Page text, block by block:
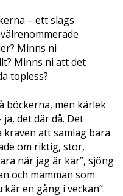
– ett slags
Minns ni
Minns ni att det
topless?
böckerna, men kärlek
det där då. Det
kraven att samlag bara
om riktig, stor,
när jag är kär”, sjöng
och mamman som
en gång i veckan”.